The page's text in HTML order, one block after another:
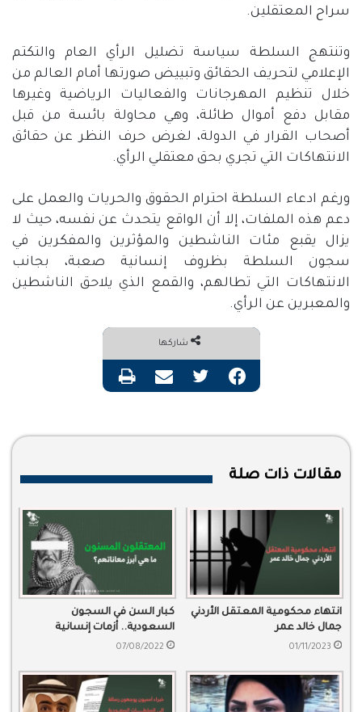
سراح المعتقلين.
وتنتهج السلطة سياسة تضليل الرأي العام والتكتم
الإعلامي لتحريف الحقائق وتبييض صورتها أمام العالم من
خلال تنظيم المهرجانات والفعاليات الرياضية وغيرها
مقابل دفع أموال طائلة، وهي محاولة بائسة من قبل
أصحاب القرار في الدولة، لغرض حرف النظر عن حقائق
الانتهاكات التي تجري بحق معتقلي الرأي.
ورغم ادعاء السلطة احترام الحقوق والحريات والعمل على
دعم هذه الملفات، إلا أن الواقع يتحدث عن نفسه، حيث لا
يزال يقبع مئات الناشطين والمؤثرين والمفكرين في
سجون السلطة بظروف إنسانية صعبة، بجانب
الانتهاكات التي تطالهم، والقمع الذي يلاحق الناشطين
والمعبرين عن الرأي.
شاركها
فيسبوك تويتر مشاركة عبر البريد طباعة
مقالات ذات صلة
انتهاء محكومية المعتقل الأردني
جمال خالد عمر
01/11/2023
كبار السن في السجون
السعودية.. أزمات إنسانية
وتجاهل حكومي
07/08/2022